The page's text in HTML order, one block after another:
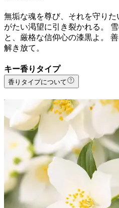
無垢な魂を尊び、それを守りた
がたい渇望に引き裂かれる。
と、厳格な信仰心の漆黒よ。
解き放て。
キー香りタイプ
香りタイプについて